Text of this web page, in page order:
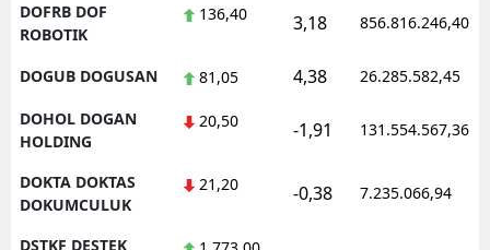
DOFRB DOF
ROBOTIK
136,40 3,18 856.816.246,40
DOGUB DOGUSAN 81,05 4,38 26.285.582,45
DOHOL DOGAN
HOLDING
20,50 -1,91 131.554.567,36
DOKTA DOKTAS
DOKUMCULUK
21,20 -0,38 7.235.066,94
DSTKF DESTEK